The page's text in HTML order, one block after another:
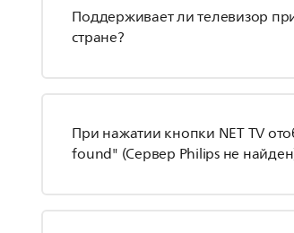
Поддерживает ли телевизор
стране?
При нажатии кнопки NET TV
found" (Сервер Philips не